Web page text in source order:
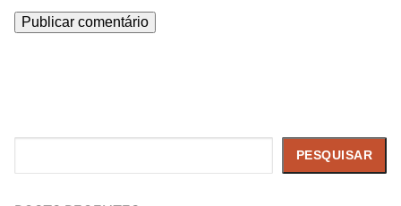
PESQUISAR